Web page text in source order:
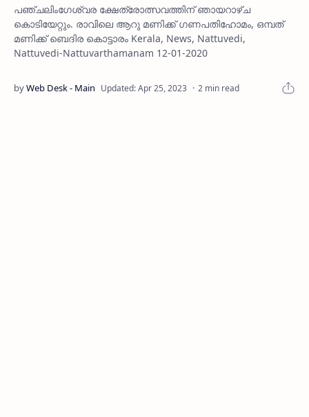
പഞ്ചലിംഗേശ്വര ക്ഷേത്രോത്സവത്തിന് ഞായറാഴ്ച
കൊടിയേറ്റും. രാവിലെ ആറു മണിക്ക് ഗണപതിഹോമം, ഒമ്പത്
മണിക്ക് ബെദിര കൊട്ടാരം Kerala, News, Nattuvedi,
Nattuvedi-Nattuvarthamanam 12-01-2020
2 min read